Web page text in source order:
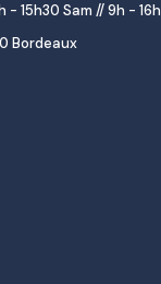
15h30 Sam // 9h - 16h
Bordeaux